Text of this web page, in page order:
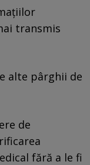
transmis
alte pârghii de
de
fără a le fi